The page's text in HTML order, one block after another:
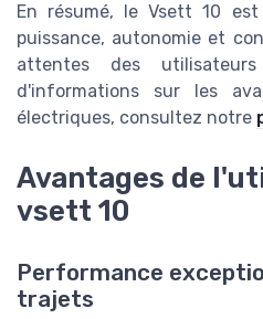
En résumé, le Vsett 10
puissance, autonomie et
attentes des
d'informations sur les
électriques, consultez notre
Avantages de
vsett 10
Performance
trajets